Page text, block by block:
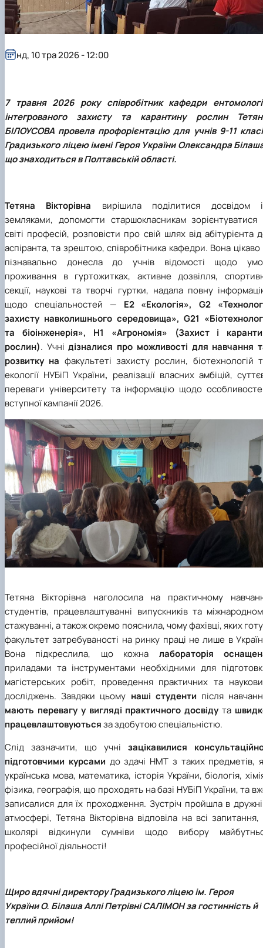
Забезпечення ОПП «Екологічний контроль
аудит»
7 травня 2026 року співробітник кафедри
інтегрованого захисту та карантину рослин
БІЛОУСОВА провела профорієнтацію для учнів 9-11
Градизького ліцею імені Героя України Олександра
що знаходиться в Полтавській області.
Тетяна Вікторівна вирішила поділитися досвідом
земляками, допомогти старшокласникам зорієнтуватися
світі професій, розповісти про свій шлях від абітурієнта
аспіранта, та зрештою, співробітника кафедри. Вона цікаво
пізнавально донесла до учнів відомості щодо
проживання в гуртожитках, активне дозвілля,
секції, наукові та творчі гуртки, надала повну
щодо спеціальностей — E2 «Екологія»,G2 «
захисту навколишнього середовища», G21
та біоінженерія», H1 «Агрономія» (Захист і
рослин). Учнідізналися про можливості для навчання
розвитку на факультеті захисту рослин, біотехнологій
екології НУБіП України, реалізації власних амбіцій,
переваги університету та інформацію щодо
вступної кампанії 2026.
Тетяна Вікторівна наголосила на практичному
студентів, працевлаштуванні випускників та
стажуванні, а також окремо пояснила, чому фахівці, яких
факультет затребуваності на ринку праці не лише в
Вона підкреслила, що кожна лабораторія
приладами та інструментами необхідними для
магістерських робіт, проведення практичних та
досліджень. Завдяки цьому наші студенти після
мають перевагу у вигляді практичного досвідута
працевлаштовуютьсяза здобутою спеціальністю.
Слід зазначити, що учні зацікавилися
підготовчими курсами до здачі НМТ з таких предметів,
українська мова, математика, історія України, біологія,
фізика, географія, що проходять на базі НУБіП України, та
записалися для їх проходження. Зустріч пройшла в
атмосфері,Тетяна Вікторівна відповіла на всі запитання,
школярі відкинули сумніви щодо вибору
професійної діяльності!
Щиро вдячні директору Градизького ліцею ім. Героя
України О. Білаша Аллі Петрівні САЛІМОН за гостинність й
теплий прийом!
нд, 10 тра 2026 - 12:00